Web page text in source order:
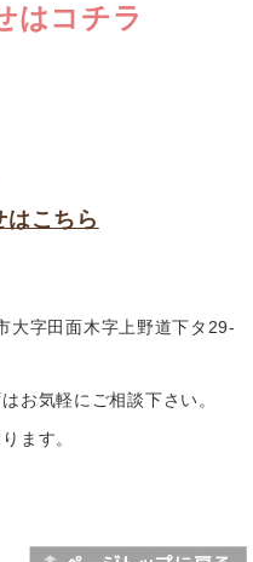
はコチラ
はこちら
大字田面木字上野道下タ29-
お気軽にご相談下さい。
ます。